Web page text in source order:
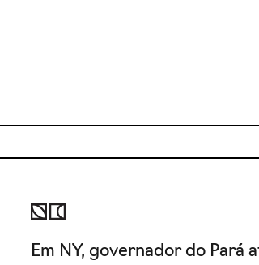
Em NY, governador do Pará